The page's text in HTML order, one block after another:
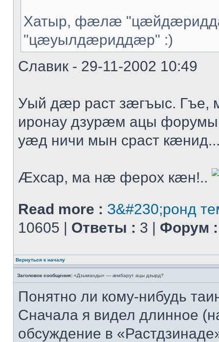
Хатыр, фæлæ
"цæуылдæриддæр" :)
Славик - 29-11-2002 10:49
Уый дæр раст зæгъыс.
иронау дзурæм ацы
уæд ничи мын сраст
Æхсар, ма нæ ферох кæн!..
Read more : З&#230;ронд
10605 | Ответы : 3 | Форум :
Вернуться к началу
Заголовок сообщения: «Дзыманды» — æмбарут ацы дзырд?
Понятно ли кому-нибудь
Сначала я видел длинное
обсуждение в